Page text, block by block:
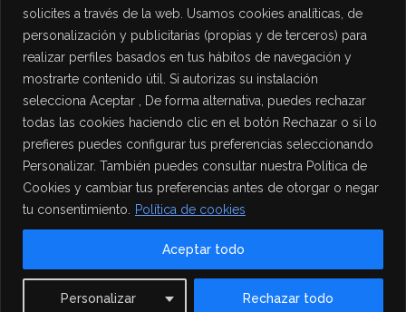
solicites a través de la web. Usamos cookies analíticas, de
personalización y publicitarias (propias y de terceros) para
realizar perfiles basados en tus hábitos de navegación y
mostrarte contenido útil. Si autorizas su instalación
selecciona Aceptar , De forma alternativa, puedes rechazar
todas las cookies haciendo clic en el botón Rechazar o si lo
prefieres puedes configurar tus preferencias seleccionando
Personalizar. También puedes consultar nuestra Política de
Cookies y cambiar tus preferencias antes de otorgar o negar
tu consentimiento.
Política de cookies
Personalizar Rechazar todo
Aceptar todo
PROTECCIÓN DE DATOS
Política de Privacidad
Política de Cookies
Aviso Legal